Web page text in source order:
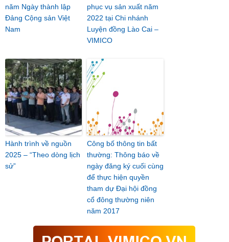
năm Ngày thành lập
Đảng Cộng sản Việt
Nam
phục vụ sản xuất năm
2022 tại Chi nhánh
Luyện đồng Lào Cai –
VIMICO
Hành trình về nguồn
2025 – “Theo dòng lịch
sử”
Công bố thông tin bất
thường: Thông báo về
ngày đăng ký cuối cùng
để thực hiện quyền
tham dự Đại hội đồng
cổ đông thường niên
năm 2017